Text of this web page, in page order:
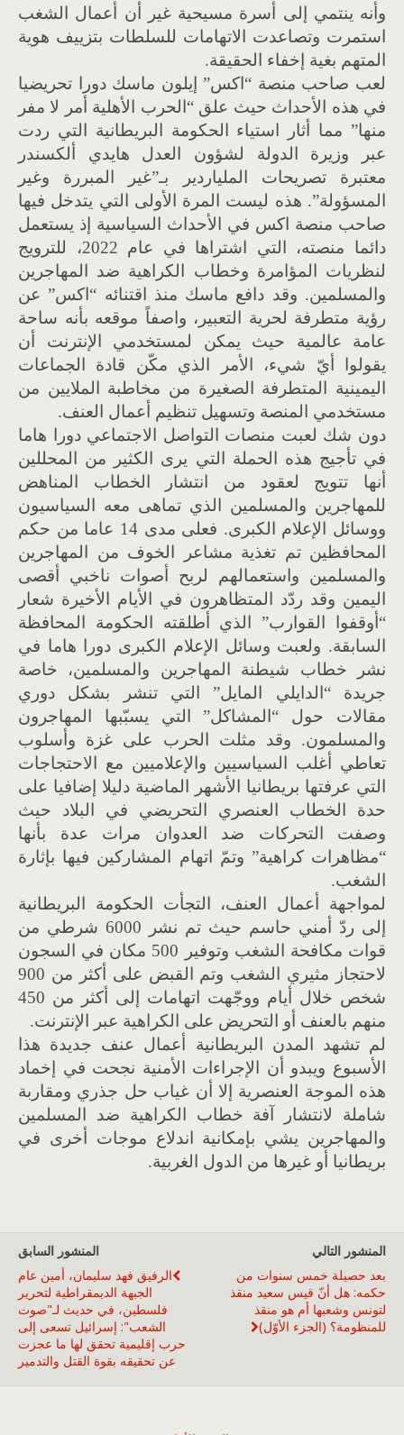
وأنه ينتمي إلى أسرة مسيحية غير أن أعمال الشغب
استمرت وتصاعدت الاتهامات للسلطات بتزييف هوية
المتهم بغية إخفاء الحقيقة.
لعب صاحب منصة “اكس” إيلون ماسك دورا تحريضيا
في هذه الأحداث حيث علق “الحرب الأهلية أمر لا مفر
منها” مما أثار استياء الحكومة البريطانية التي ردت
عبر وزيرة الدولة لشؤون العدل هايدي ألكسندر
معتبرة تصريحات الملياردير بـ”غير المبررة وغير
المسؤولة”. هذه ليست المرة الأولى التي يتدخل فيها
صاحب منصة اكس في الأحداث السياسية إذ يستعمل
دائما منصته، التي اشتراها في عام 2022، للترويج
لنظريات المؤامرة وخطاب الكراهية ضد المهاجرين
والمسلمين. وقد دافع ماسك منذ اقتنائه “اكس” عن
رؤية متطرفة لحرية التعبير، واصفاً موقعه بأنه ساحة
عامة عالمية حيث يمكن لمستخدمي الإنترنت أن
يقولوا أيّ شيء، الأمر الذي مكّن قادة الجماعات
اليمينية المتطرفة الصغيرة من مخاطبة الملايين من
مستخدمي المنصة وتسهيل تنظيم أعمال العنف.
دون شك لعبت منصات التواصل الاجتماعي دورا هاما
في تأجيج هذه الحملة التي يرى الكثير من المحللين
أنها تتويج لعقود من انتشار الخطاب المناهض
للمهاجرين والمسلمين الذي تماهى معه السياسيون
ووسائل الإعلام الكبرى. فعلى مدى 14 عاما من حكم
المحافظين تم تغذية مشاعر الخوف من المهاجرين
والمسلمين واستعمالهم لربح أصوات ناخبي أقصى
اليمين وقد ردّد المتظاهرون في الأيام الأخيرة شعار
“أوقفوا القوارب” الذي أطلقته الحكومة المحافظة
السابقة. ولعبت وسائل الإعلام الكبرى دورا هاما في
نشر خطاب شيطنة المهاجرين والمسلمين، خاصة
جريدة “الدايلي المايل” التي تنشر بشكل دوري
مقالات حول “المشاكل” التي يسبّبها المهاجرون
والمسلمون. وقد مثلت الحرب على غزة وأسلوب
تعاطي أغلب السياسيين والإعلاميين مع الاحتجاجات
التي عرفتها بريطانيا الأشهر الماضية دليلا إضافيا على
حدة الخطاب العنصري التحريضي في البلاد حيث
وصفت التحركات ضد العدوان مرات عدة بأنها
“مظاهرات كراهية” وتمّ اتهام المشاركين فيها بإثارة
الشغب.
لمواجهة أعمال العنف، التجأت الحكومة البريطانية
إلى ردّ أمني حاسم حيث تم نشر 6000 شرطي من
قوات مكافحة الشغب وتوفير 500 مكان في السجون
لاحتجاز مثيري الشغب وتم القبض على أكثر من 900
شخص خلال أيام ووجّهت اتهامات إلى أكثر من 450
منهم بالعنف أو التحريض على الكراهية عبر الإنترنت.
لم تشهد المدن البريطانية أعمال عنف جديدة هذا
الأسبوع ويبدو أن الإجراءات الأمنية نجحت في إخماد
هذه الموجة العنصرية إلا أن غياب حل جذري ومقاربة
شاملة لانتشار آفة خطاب الكراهية ضد المسلمين
والمهاجرين يشي بإمكانية اندلاع موجات أخرى في
بريطانيا أو غيرها من الدول الغربية.
المنشور السابق
الرفيق فهد سليمان، أمين عام
الجبهة الديمقراطية لتحرير
فلسطين، في حديث لـ"صوت
الشعب": إسرائيل تسعى إلى
حرب إقليمية تحقق لها ما عجزت
عن تحقيقه بقوة القتل والتدمير
المنشور التالي
بعد حصيلة خمس سنوات من
حكمه: هل أنّ قيس سعيد منقذ
لتونس وشعبها أم هو منقذ
للمنظومة؟ (الجزء الأوّل)